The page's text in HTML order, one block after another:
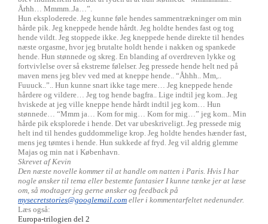
Århh… Mmmm..Ja…”.
Hun eksploderede. Jeg kunne føle hendes sammentrækninger om min
hårde pik. Jeg kneppede hende hårdt. Jeg holdte hendes fast og tog
hende vildt. Jeg stoppede ikke. Jeg kneppede hende direkte til hendes
næste orgasme, hvor jeg brutalte holdt hende i nakken og spankede
hende. Hun stønnede og skreg. En blanding af overdreven lykke og
fortvivlelse over så ekstreme følelser. Jeg pressede hende helt ned på
maven mens jeg blev ved med at kneppe hende.. “Åhhh.. Mm,..
Fuuuck..”.. Hun kunne snart ikke tage mere… Jeg kneppede hende
hårdere og vildere… Jeg tog hende bagfra.. Lige indtil jeg kom.. Jeg
hviskede at jeg ville kneppe hende hårdt indtil jeg kom… Hun
stønnede… “Mmm ja… Kom for mig… Kom for mig…” jeg kom.. Min
hårde pik eksplorede i hende. Det var ubeskriveligt. Jeg pressede mig
helt ind til hendes guddommelige krop. Jeg holdte hendes hænder fast,
mens jeg tømtes i hende. Hun sukkede af fryd. Jeg vil aldrig glemme
Majas og min nat i København.
Skrevet af Kevin
Den næste novelle kommer til at handle om natten i Paris. Hvis I har
nogle ønsker til tema eller bestemte fantasier I kunne tænke jer at læse
om, så modtager jeg gerne ønsker og feedback på
mysecretstories@googlemail.com eller i kommentarfeltet nedenunder.
Læs også:
Europa-trilogien del 2